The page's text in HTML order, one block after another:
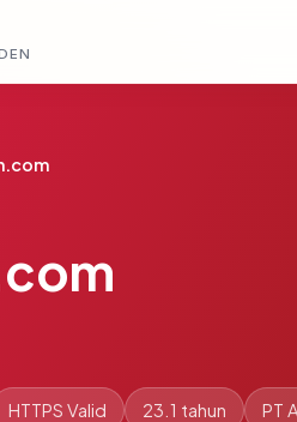
HTTPS Valid 23.1 tahun PT